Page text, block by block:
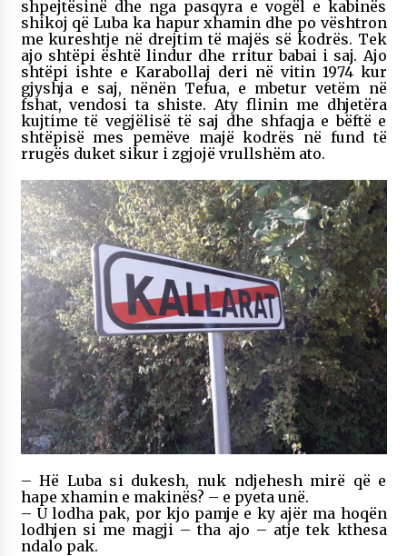
shpejtësinë dhe nga pasqyra e vogël e kabinës
shikoj që Luba ka hapur xhamin dhe po vështron
me kureshtje në drejtim të majës së kodrës. Tek
ajo shtëpi është lindur dhe rritur babai i saj. Ajo
shtëpi ishte e Karabollaj deri në vitin 1974 kur
gjyshja e saj, nënën Tefua, e mbetur vetëm në
fshat, vendosi ta shiste. Aty flinin me dhjetëra
kujtime të vegjëlisë të saj dhe shfaqja e bëftë e
shtëpisë mes pemëve majë kodrës në fund të
rrugës duket sikur i zgjojë vrullshëm ato.
– Hë Luba si dukesh, nuk ndjehesh mirë që e
hape xhamin e makinës? – e pyeta unë.
– U lodha pak, por kjo pamje e ky ajër ma hoqën
lodhjen si me magji – tha ajo – atje tek kthesa
ndalo pak.